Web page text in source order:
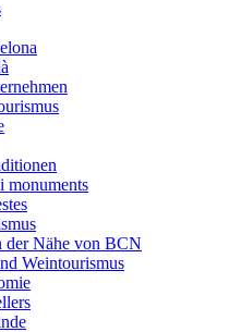
monuments
der Nähe von BCN
Weintourismus